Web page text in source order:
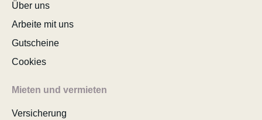
Über uns
Arbeite mit uns
Gutscheine
Cookies
Mieten und vermieten
Versicherung